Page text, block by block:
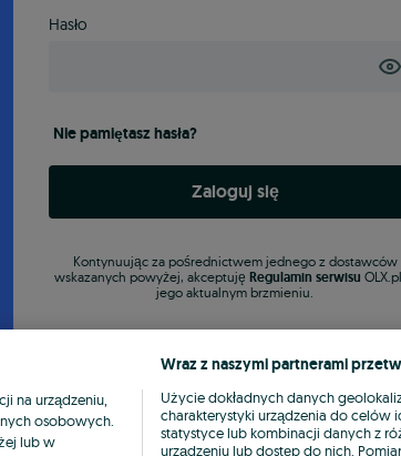
Hasło
Nie pamiętasz hasła?
Zaloguj się
Kontynuując za pośrednictwem jednego z dostawców
wskazanych powyżej, akceptuję Regulamin serwisu
jego aktualnym brzmieniu.
na urządzeniu,
osobowych.
lub w
Wraz z naszymi partnerami
Użycie dokładnych danych
charakterystyki urządzenia do celów
statystyce lub kombinacji danych z
urządzeniu lub dostęp do nich.